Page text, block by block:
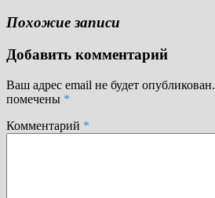
Похожие записи
Добавить комментарий
Ваш адрес email не будет опубликован.
помечены *
Комментарий *